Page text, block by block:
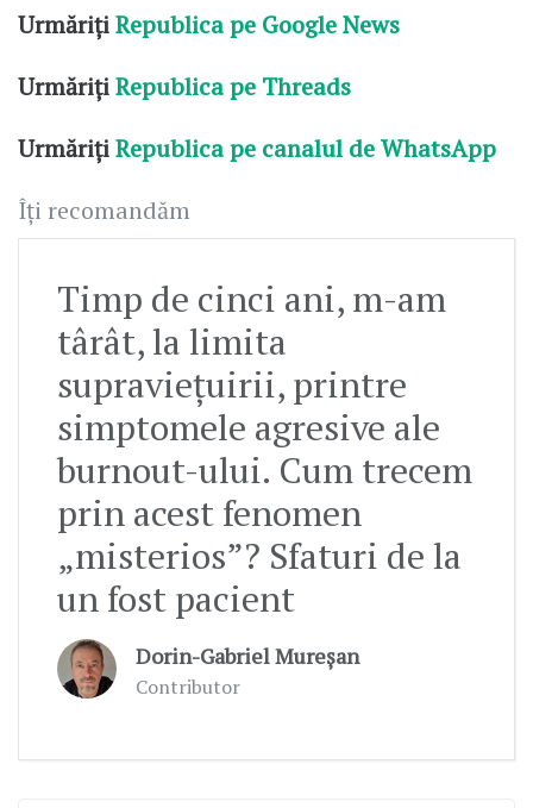
UrmărițiRepublica pe Google News
UrmărițiRepublica pe Threads
UrmărițiRepublica pe canalul de WhatsApp
Îți recomandăm
Timp de cinci ani, m-am
târât, la limita
supraviețuirii, printre
simptomele agresive ale
burnout-ului. Cum trecem
prin acest fenomen
„misterios”? Sfaturi de la
un fost pacient
Dorin-Gabriel Mureșan
Contributor